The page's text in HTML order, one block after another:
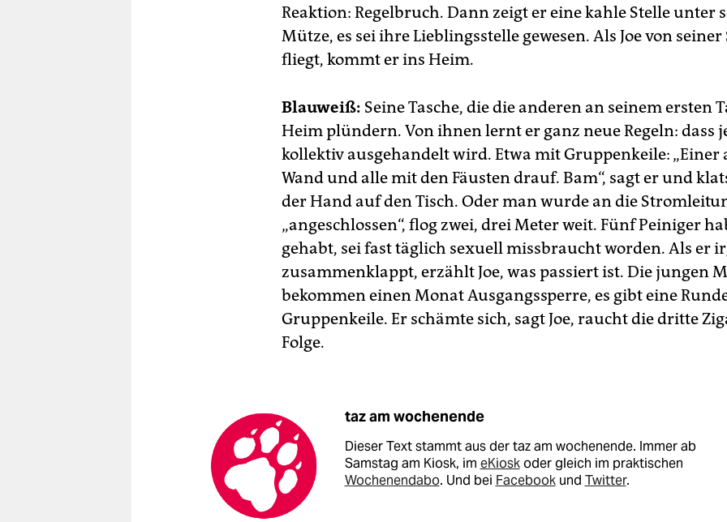
Reaktion: Regelbruch. Dann zeigt er eine kahle Stelle unter
Mütze, es sei ihre Lieblingsstelle gewesen. Als Joe von seiner
fliegt, kommt er ins Heim.
Blauweiß: Seine Tasche, die die anderen an seinem ersten
Heim plündern. Von ihnen lernt er ganz neue Regeln: dass
kollektiv ausgehandelt wird. Etwa mit Gruppenkeile: „Einer
Wand und alle mit den Fäusten drauf. Bam“, sagt er und
der Hand auf den Tisch. Oder man wurde an die
„angeschlossen“, flog zwei, drei Meter weit. Fünf Peiniger
gehabt, sei fast täglich sexuell missbraucht worden. Als er
zusammenklappt, erzählt Joe, was passiert ist. Die jungen
bekommen einen Monat Ausgangssperre, es gibt eine
Gruppenkeile. Er schämte sich, sagt Joe, raucht die dritte
Folge.
taz am wochenende
Dieser Text stammt aus der taz am wochenende. Immer ab
Samstag am Kiosk, im eKioskoder gleich im praktischen
Wochenendabo. Und bei Facebookund Twitter.